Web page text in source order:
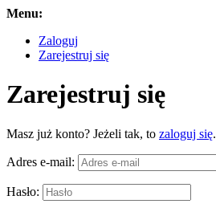
Menu:
Zaloguj
Zarejestruj się
Zarejestruj się
Masz już konto? Jeżeli tak, to zaloguj się.
Adres e-mail:
Hasło: